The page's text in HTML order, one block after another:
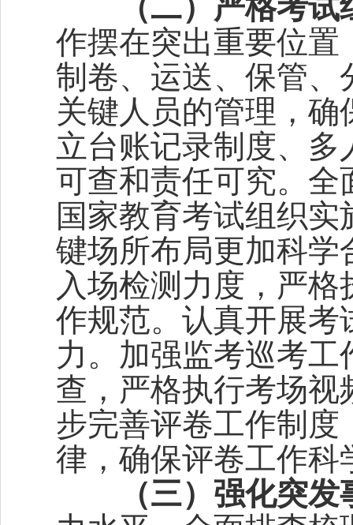
（二）严格考
作摆在突出重要位置
制卷、运送、保管、
关键人员的管理，
立台账记录制度、
可查和责任可究。全
国家教育考试组织
键场所布局更加科学
入场检测力度，严
作规范。认真开展考
力。加强监考巡考
查，严格执行考场
步完善评卷工作制
律，确保评卷工作科
（三）强化突